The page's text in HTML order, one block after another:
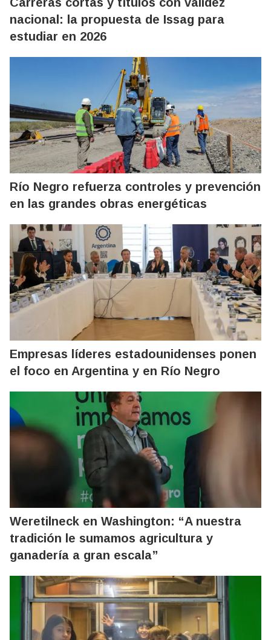
nacional: la propuesta de Issag para
estudiar en 2026
Río Negro refuerza controles y prevención
en las grandes obras energéticas
Empresas líderes estadounidenses ponen
el foco en Argentina y en Río Negro
Weretilneck en Washington: “A nuestra
tradición le sumamos agricultura y
ganadería a gran escala”